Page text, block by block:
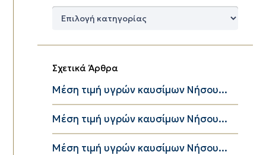
Δημοφιλείς
Σχετικά Άρθρα
Μέση τιμή υγρών καυσίμων Νήσου...
Μέση τιμή υγρών καυσίμων Νήσου...
Μέση τιμή υγρών καυσίμων Νήσου...